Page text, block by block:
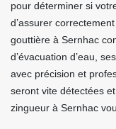
pour déterminer si
d’assurer
gouttière à Sernhac
d’évacuation d’eau,
avec précision et
seront vite détectées
zingueur à Sernhac